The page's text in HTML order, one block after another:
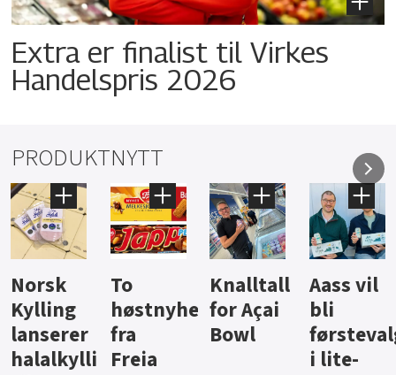
Extra er finalist til Virkes
Handelspris 2026
PRODUKTNYTT
Knalltall
for Açai
Bowl
Aass vil
bli
førstevalg
i lite-
Brus og
jus fra
Berentsen
Hard
iste fra
Hansa